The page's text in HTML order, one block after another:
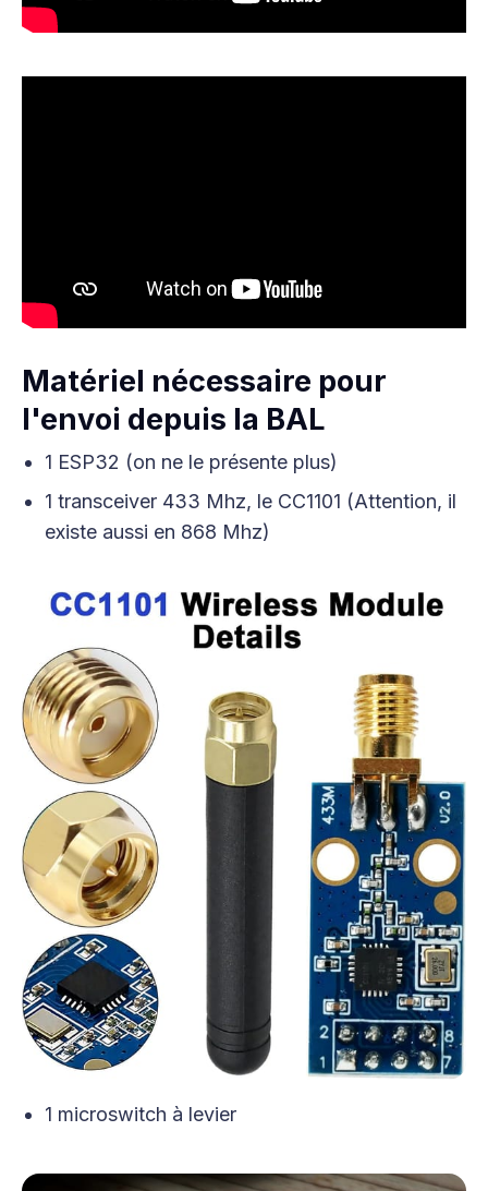
Matériel nécessaire pour
l'envoi depuis la BAL
1 ESP32 (on ne le présente plus)
1 transceiver 433 Mhz, le CC1101 (Attention, il
existe aussi en 868 Mhz)
1 microswitch à levier